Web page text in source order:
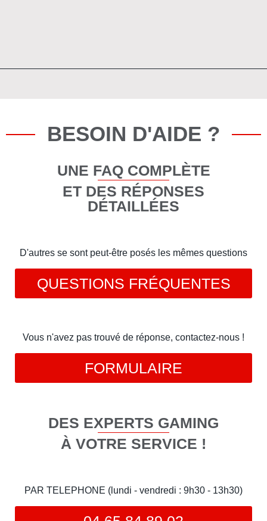
BESOIN D'AIDE ?
UNE FAQ COMPLÈTE
ET DES RÉPONSES
DÉTAILLÉES
D'autres se sont peut-être posés les mêmes questions
QUESTIONS FRÉQUENTES
Vous n'avez pas trouvé de réponse, contactez-nous !
FORMULAIRE
DES EXPERTS GAMING
À VOTRE SERVICE !
PAR TELEPHONE (lundi - vendredi : 9h30 - 13h30)